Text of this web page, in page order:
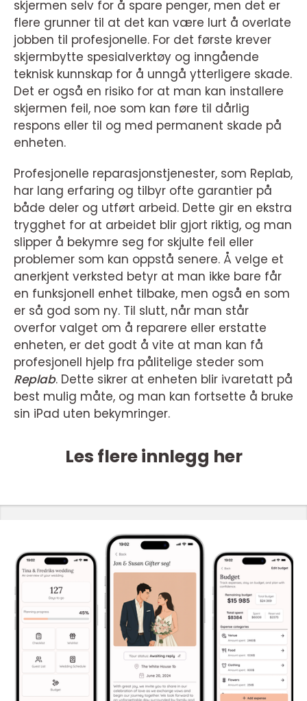
skjermen selv for å spare penger, men det er
flere grunner til at det kan være lurt å overlate
jobben til profesjonelle. For det første krever
skjermbytte spesialverktøy og inngående
teknisk kunnskap for å unngå ytterligere skade.
Det er også en risiko for at man kan installere
skjermen feil, noe som kan føre til dårlig
respons eller til og med permanent skade på
enheten.
Profesjonelle reparasjonstjenester, som Replab,
har lang erfaring og tilbyr ofte garantier på
både deler og utført arbeid. Dette gir en ekstra
trygghet for at arbeidet blir gjort riktig, og man
slipper å bekymre seg for skjulte feil eller
problemer som kan oppstå senere. Å velge et
anerkjent verksted betyr at man ikke bare får
en funksjonell enhet tilbake, men også en som
er så god som ny. Til slutt, når man står
overfor valget om å reparere eller erstatte
enheten, er det godt å vite at man kan få
profesjonell hjelp fra pålitelige steder som
Replab. Dette sikrer at enheten blir ivaretatt på
best mulig måte, og man kan fortsette å bruke
sin iPad uten bekymringer.
Les flere innlegg her